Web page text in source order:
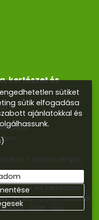
kertészet és
5.
0405
- dísznövények,
és kertészeti
Elállás a szerződéstől
ÁSZF Süti
sütiket
sütik elfogadása
ajánlatokkal és